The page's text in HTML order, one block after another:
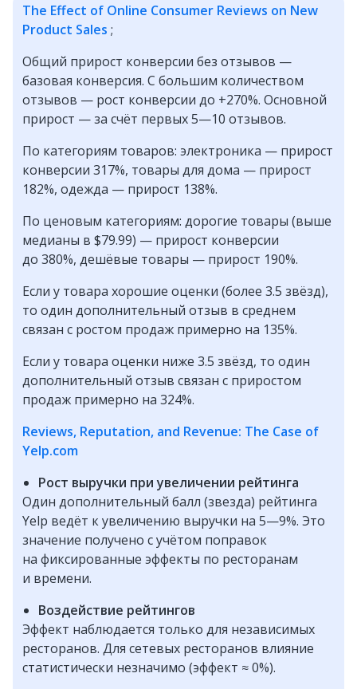
The Effect of Online Consumer Reviews on New
Product Sales ;
Общий прирост конверсии без отзывов —
базовая конверсия. С большим количеством
отзывов — рост конверсии до +270%. Основной
прирост — за счёт первых 5—10 отзывов.
По категориям товаров: электроника — прирост
конверсии 317%, товары для дома — прирост
182%, одежда — прирост 138%.
По ценовым категориям: дорогие товары (выше
медианы в $79.99) — прирост конверсии
до 380%, дешёвые товары — прирост 190%.
Если у товара хорошие оценки (более 3.5 звёзд),
то один дополнительный отзыв в среднем
связан с ростом продаж примерно на 135%.
Если у товара оценки ниже 3.5 звёзд, то один
дополнительный отзыв связан с приростом
продаж примерно на 324%.
Reviews, Reputation, and Revenue: The Case of
Yelp.com
Рост выручки при увеличении рейтинга
Один дополнительный балл (звезда) рейтинга
Yelp ведёт к увеличению выручки на 5—9%. Это
значение получено с учётом поправок
на фиксированные эффекты по ресторанам
и времени.
Воздействие рейтингов
Эффект наблюдается только для независимых
ресторанов. Для сетевых ресторанов влияние
статистически незначимо (эффект ≈ 0%).